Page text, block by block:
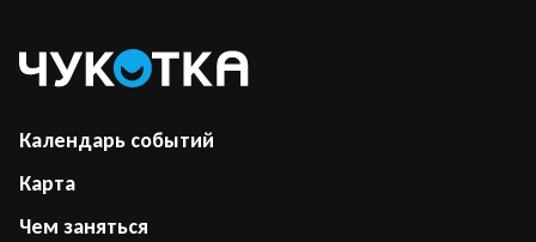
Календарь событий
Карта
Чем заняться